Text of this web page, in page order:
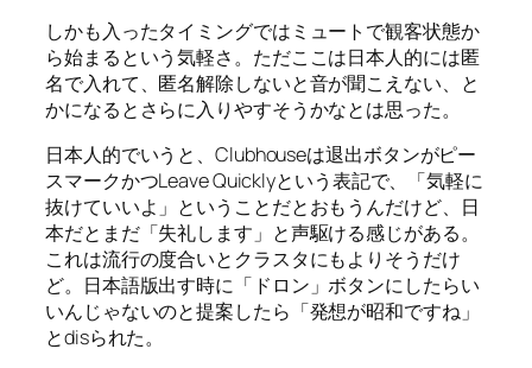
しかも入ったタイミングではミュートで観客状態か
ら始まるという気軽さ。ただここは日本人的には匿
名で入れて、匿名解除しないと音が聞こえない、と
かになるとさらに入りやすそうかなとは思った。
日本人的でいうと、Clubhouseは退出ボタンがピー
スマークかつLeave Quicklyという表記で、「気軽に
抜けていいよ」ということだとおもうんだけど、日
本だとまだ「失礼します」と声駆ける感じがある。
これは流行の度合いとクラスタにもよりそうだけ
ど。日本語版出す時に「ドロン」ボタンにしたらい
いんじゃないのと提案したら「発想が昭和ですね」
とdisられた。